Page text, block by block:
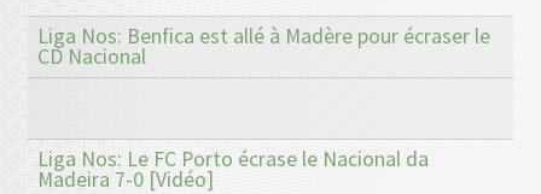
Liga Nos: Benfica est allé à Madère pour écraser le
CD Nacional
Liga Nos: Le FC Porto écrase le Nacional da
Madeira 7-0 [Vidéo]